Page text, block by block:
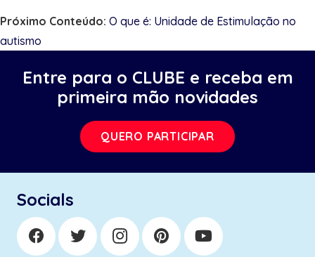
Próximo Conteúdo: O que é: Unidade de Estimulação no
autismo
Entre para o CLUBE e receba em
primeira mão novidades
QUERO PARTICIPAR
Socials